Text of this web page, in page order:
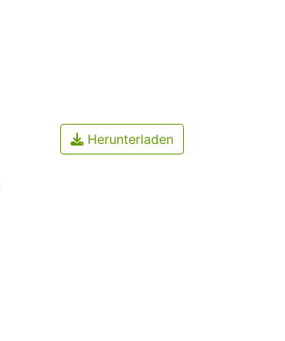
Herunterladen